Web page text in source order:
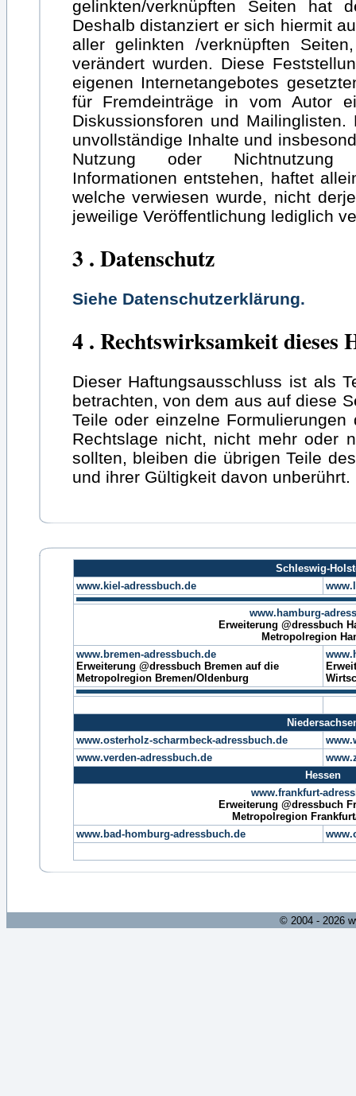
gelinkten/verknüpften Seiten hat
Deshalb distanziert er sich hiermit
aller gelinkten /verknüpften
verändert wurden. Diese
eigenen Internetangebotes
für Fremdeinträge in vom Autor
Diskussionsforen und
unvollständige Inhalte und
Nutzung oder Nichtnutzung
Informationen entstehen, haftet
welche verwiesen wurde, nicht
jeweilige Veröffentlichung lediglich
3 . Datenschutz
Siehe Datenschutzerklärung.
4 . Rechtswirksamkeit dieses
Dieser Haftungsausschluss ist als
betrachten, von dem aus auf diese
Teile oder einzelne
Rechtslage nicht, nicht mehr oder
sollten, bleiben die übrigen Teile
und ihrer Gültigkeit davon unberührt.
Schleswig-
www.kiel-adressbuch.de
www.hamburg-
Erweiterung @dressbuch
Metropolregion
www.bremen-adressbuch.de
Erweiterung @dressbuch Bremen auf die
Metropolregion Bremen/Oldenburg
www.osterholz-scharmbeck-adressbuch.de
www.verden-adressbuch.de
Hessen
www.frankfurt-
Erweiterung @dressbuch
Metropolregion
www.bad-homburg-adressbuch.de
© 2004 - 2026